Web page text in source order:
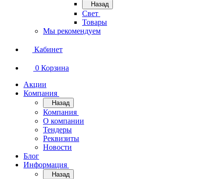
Назад
Свет
Товары
Мы рекомендуем
Кабинет
0 Корзина
Акции
Компания
Назад
Компания
О компании
Тендеры
Реквизиты
Новости
Блог
Информация
Назад